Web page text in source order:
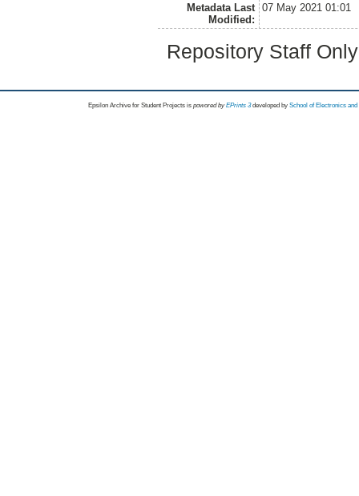
Metadata Last
Modified:
07 May 2021 01:01
Repository Staff
Epsilon Archive for Student Projects is powored byEPrints 3 developed by School of Electronics